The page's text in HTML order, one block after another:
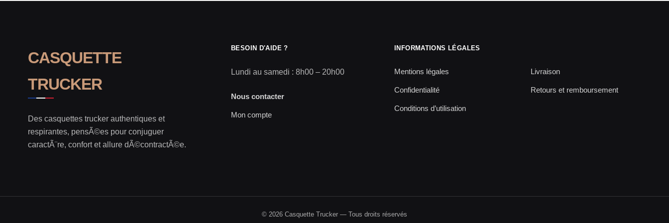
CASQUETTE
TRUCKER
Des casquettes trucker authentiques et
respirantes, pensÃ©es pour conjuguer
caractÃ¨re, confort et allure dÃ©contractÃ©e.
BESOIN D'AIDE ?
Lundi au samedi : 8h00 – 20h00
Nous contacter
Mon compte
INFORMATIONS LÉGALES
Mentions légales
Confidentialité
Conditions d’utilisation
Livraison
Retours et remboursement
© 2026 Casquette Trucker — Tous droits réservés